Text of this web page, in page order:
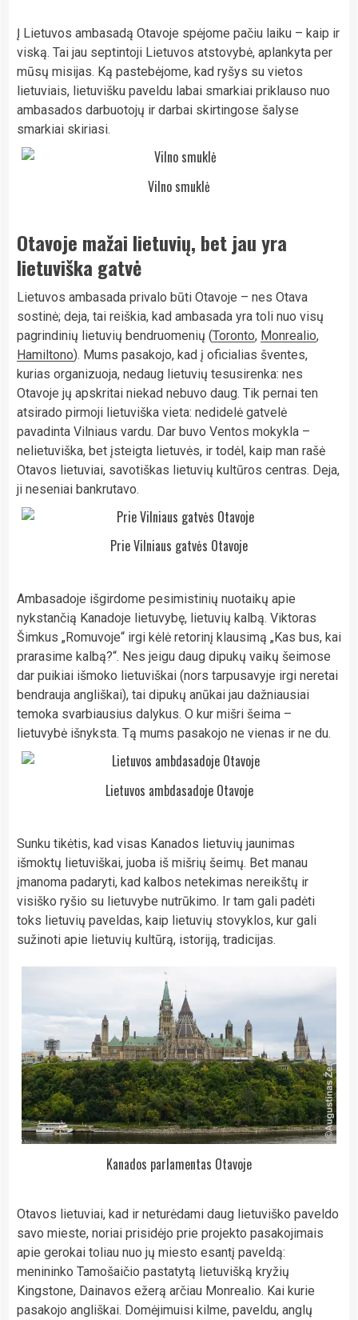
Į Lietuvos ambasadą Otavoje spėjome pačiu laiku – kaip ir
viską. Tai jau septintoji Lietuvos atstovybė, aplankyta per
mūsų misijas. Ką pastebėjome, kad ryšys su vietos
lietuviais, lietuvišku paveldu labai smarkiai priklauso nuo
ambasados darbuotojų ir darbai skirtingose šalyse
smarkiai skiriasi.
Vilno smuklė
Otavoje mažai lietuvių, bet jau yra
lietuviška gatvė
Lietuvos ambasada privalo būti Otavoje – nes Otava
sostinė; deja, tai reiškia, kad ambasada yra toli nuo visų
pagrindinių lietuvių bendruomenių (Toronto, Monrealio,
Hamiltono). Mums pasakojo, kad į oficialias šventes,
kurias organizuoja, nedaug lietuvių tesusirenka: nes
Otavoje jų apskritai niekad nebuvo daug. Tik pernai ten
atsirado pirmoji lietuviška vieta: nedidelė gatvelė
pavadinta Vilniaus vardu. Dar buvo Ventos mokykla –
nelietuviška, bet įsteigta lietuvės, ir todėl, kaip man rašė
Otavos lietuviai, savotiškas lietuvių kultūros centras. Deja,
ji neseniai bankrutavo.
Prie Vilniaus gatvės Otavoje
Ambasadoje išgirdome pesimistinių nuotaikų apie
nykstančią Kanadoje lietuvybę, lietuvių kalbą. Viktoras
Šimkus „Romuvoje“ irgi kėlė retorinį klausimą „Kas bus, kai
prarasime kalbą?“. Nes jeigu daug dipukų vaikų šeimose
dar puikiai išmoko lietuviškai (nors tarpusavyje irgi neretai
bendrauja angliškai), tai dipukų anūkai jau dažniausiai
temoka svarbiausius dalykus. O kur mišri šeima –
lietuvybė išnyksta. Tą mums pasakojo ne vienas ir ne du.
Lietuvos ambdasadoje Otavoje
Sunku tikėtis, kad visas Kanados lietuvių jaunimas
išmoktų lietuviškai, juoba iš mišrių šeimų. Bet manau
įmanoma padaryti, kad kalbos netekimas nereikštų ir
visiško ryšio su lietuvybe nutrūkimo. Ir tam gali padėti
toks lietuvių paveldas, kaip lietuvių stovyklos, kur gali
sužinoti apie lietuvių kultūrą, istoriją, tradicijas.
Kanados parlamentas Otavoje
Otavos lietuviai, kad ir neturėdami daug lietuviško paveldo
savo mieste, noriai prisidėjo prie projekto pasakojimais
apie gerokai toliau nuo jų miesto esantį paveldą:
menininko Tamošaičio pastatytą lietuvišką kryžių
Kingstone, Dainavos ežerą arčiau Monrealio. Kai kurie
pasakojo angliškai. Domėjimuisi kilme, paveldu, anglų